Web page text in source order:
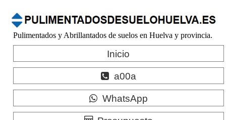
Pulimentados y Abrillantados de suelos en Huelva y provincia.
Inicio
a00a
WhatsApp